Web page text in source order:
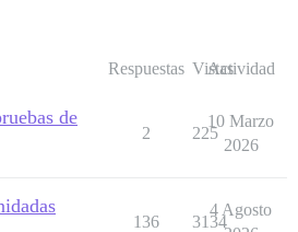
Respuestas Vistas
Actividad
de
2 225
10 Marzo
2026
136 3134
4 Agosto